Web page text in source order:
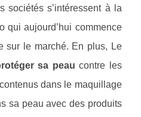
sociétés s’intéressent à la
qui aujourd’hui commence
sur le marché. En plus, Le
sa peau contre les
dans le maquillage
sa peau avec des produits